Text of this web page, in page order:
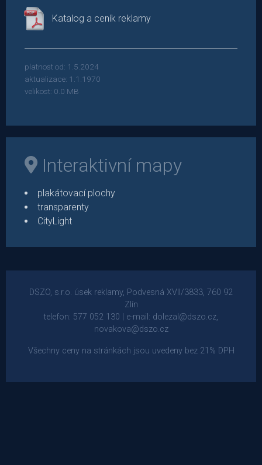
Katalog a ceník reklamy
platnost od: 1.5.2024
aktualizace: 1.1.1970
velikost: 0.0 MB
Interaktivní mapy
plakátovací plochy
transparenty
CityLight
DSZO, s.r.o. úsek reklamy, Podvesná XVII/3833, 760 92
Zlín
telefon: 577 052 130 | e-mail: dolezal@dszo.cz,
novakova@dszo.cz
Všechny ceny na stránkách jsou uvedeny bez 21% DPH